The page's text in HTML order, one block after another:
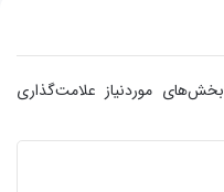
بخش‌های موردنیاز علامت‌گذاری